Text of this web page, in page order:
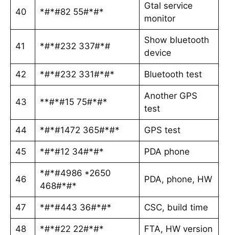
40 *#*#82 55#*#*
Gtal service
monitor
41 *#*#232 337#*#
Show bluetooth
device
42 *#*#232 331#*#* Bluetooth test
43 **#*#15 75#*#*
Another GPS
test
44 *#*#1472 365#*#* GPS test
45 *#*#12 34#*#* PDA phone
46
*#*#4986 *2650
468#*#*
PDA, phone, HW
47 *#*#443 36#*#* CSC, build time
48 *#*#22 22#*#* FTA, HW version